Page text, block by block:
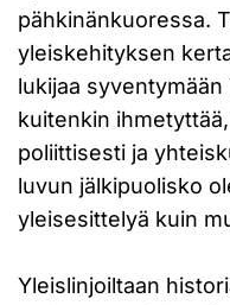
pähkinänkuoressa.
yleiskehityksen
lukijaa
kuitenkin
poliittisesti ja
luvun jälkipuolisko
yleisesittelyä kuin
Yleislinjoiltaan